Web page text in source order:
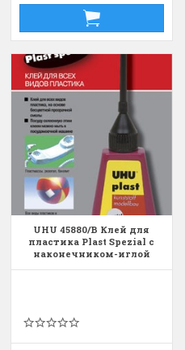
UHU 45880/В Клей для
пластика Plast Spezial с
наконечником-иглой